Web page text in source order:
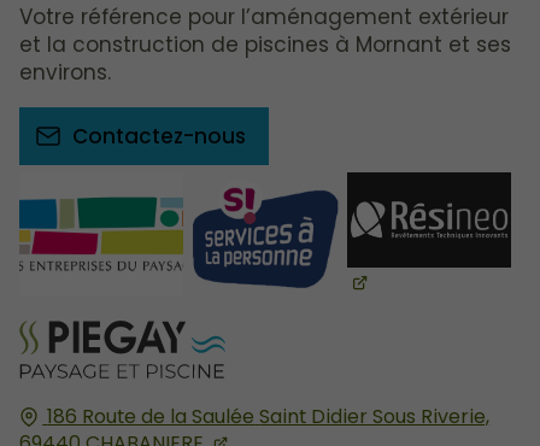
186 Route de la Saulée Saint Didier Sous Riverie,
Votre référence pour l’aménagement extérieur
et la construction de piscines à Mornant et ses
environs.
Contactez-nous